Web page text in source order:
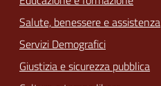
Salute, benessere e assistenza
Servizi Demografici
Giustizia e sicurezza pubblica